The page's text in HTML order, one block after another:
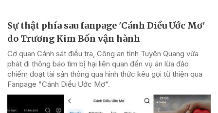
Sự thật phía sau fanpage 'Cánh Diều Ước Mơ'
do Trương Kim Bốn vận hành
Cơ quan Cảnh sát điều tra, Công an tỉnh Tuyên Quang vừa
phát đi thông báo tìm bị hại liên quan đến vụ án lừa đảo
chiếm đoạt tài sản thông qua hình thức kêu gọi từ thiện qua
Fanpage "Cánh Diều Ước Mơ".